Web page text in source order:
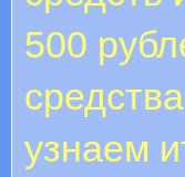
500
узнаем